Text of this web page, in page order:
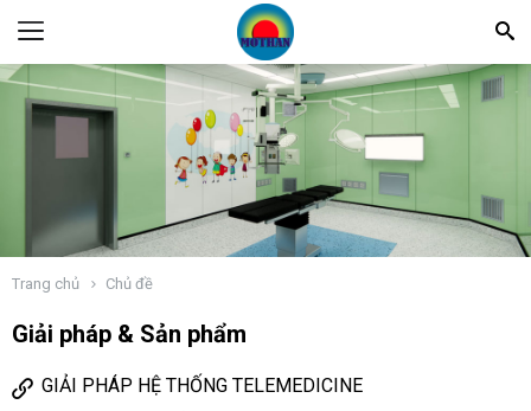
Trang chủ Chủ đề
Giải pháp & Sản phẩm
GIẢI PHÁP HỆ THỐNG TELEMEDICINE